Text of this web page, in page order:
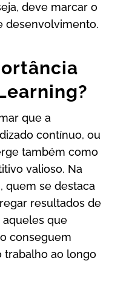
deve marcar o
desenvolvimento.
que a
contínuo, ou
também como
valioso. Na
quem se destaca
resultados de
aqueles que
conseguem
trabalho ao longo